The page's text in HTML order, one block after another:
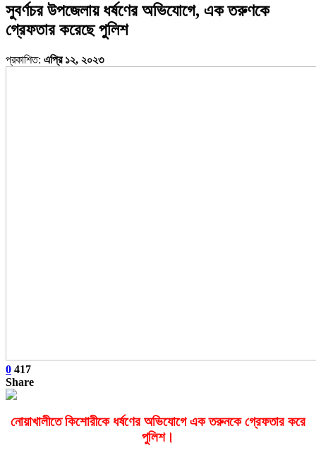
সুবর্ণচর উপজেলায় ধর্ষণের অভিযোগে, এক তরুণকে
গ্রেফতার করেছে পুলিশ
প্রকাশিত: এপ্রি ১২, ২০২৩
0 417
Share
নোয়াখালীতে কিশোরীকে ধর্ষণের অভিযোগে এক তরুনকে গ্রেফতার করে
পুলিশ।